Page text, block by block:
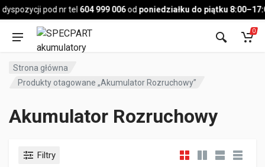
pod nr tel604 999 006odponiedziałku do piątku
Pojazd
0
Strona główna
Produkty otagowane „Akumulator Rozruchowy”
Akumulator Rozruchowy
Filtry